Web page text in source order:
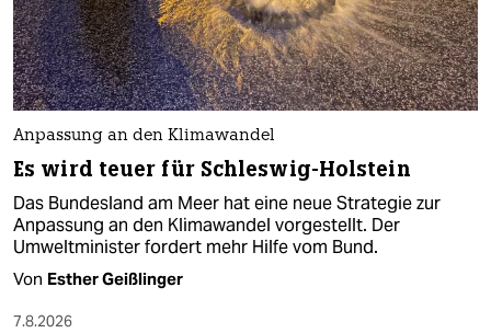
Anpassung an den Klimawandel
Es wird teuer für Schleswig-Holstein
Das Bundesland am Meer hat eine neue Strategie zur
Anpassung an den Klimawandel vorgestellt. Der
Umweltminister fordert mehr Hilfe vom Bund.
Von Esther Geißlinger
7.8.2026